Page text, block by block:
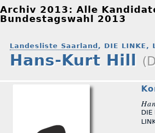
Archiv 2013: Alle
Bundestagswahl 2013
Landesliste Saarland, DIE LINKE,
Hans-Kurt Hill
DIE